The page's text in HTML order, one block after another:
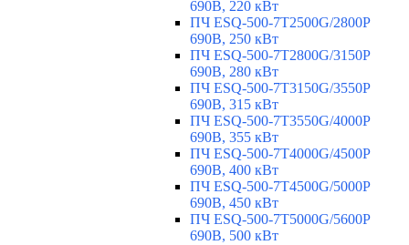
690В, 220 кВт
ПЧ ESQ-500-7T2500G/2800P
690В, 250 кВт
ПЧ ESQ-500-7T2800G/3150P
690В, 280 кВт
ПЧ ESQ-500-7T3150G/3550P
690В, 315 кВт
ПЧ ESQ-500-7T3550G/4000P
690В, 355 кВт
ПЧ ESQ-500-7T4000G/4500P
690В, 400 кВт
ПЧ ESQ-500-7T4500G/5000P
690В, 450 кВт
ПЧ ESQ-500-7T5000G/5600P
690В, 500 кВт